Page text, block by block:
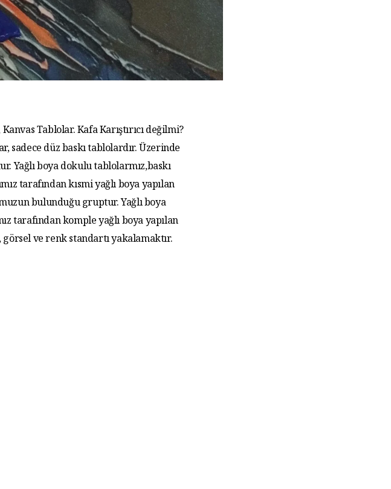
Tablolar. Kafa Karıştırıcı değilmi?
sadece düz baskı tablolardır. Üzerinde
Yağlı boya dokulu tablolarmız,baskı
tarafından kısmi yağlı boya yapılan
bulunduğu gruptur. Yağlı boya
tarafından komple yağlı boya yapılan
görsel ve renk standartı yakalamaktır.